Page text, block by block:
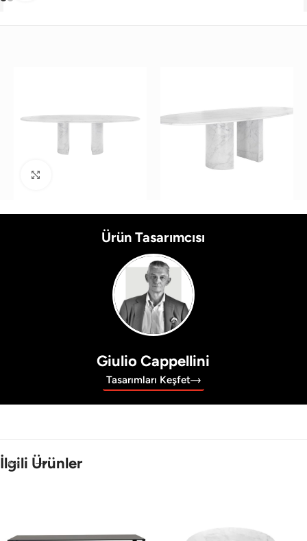
Ürün Tasarımcısı
Giulio Cappellini
Tasarımları Keşfet
İlgili Ürünler